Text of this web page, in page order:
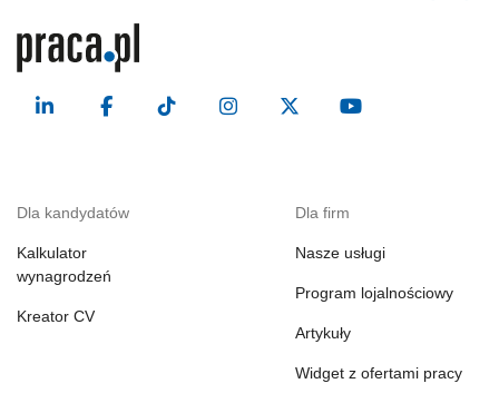
Dla kandydatów
Kalkulator
wynagrodzeń
Kreator CV
Dla firm
Nasze usługi
Program lojalnościowy
Artykuły
Widget z ofertami pracy